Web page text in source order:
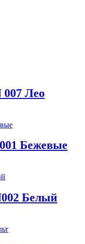
Лео
Бежевые
Белый